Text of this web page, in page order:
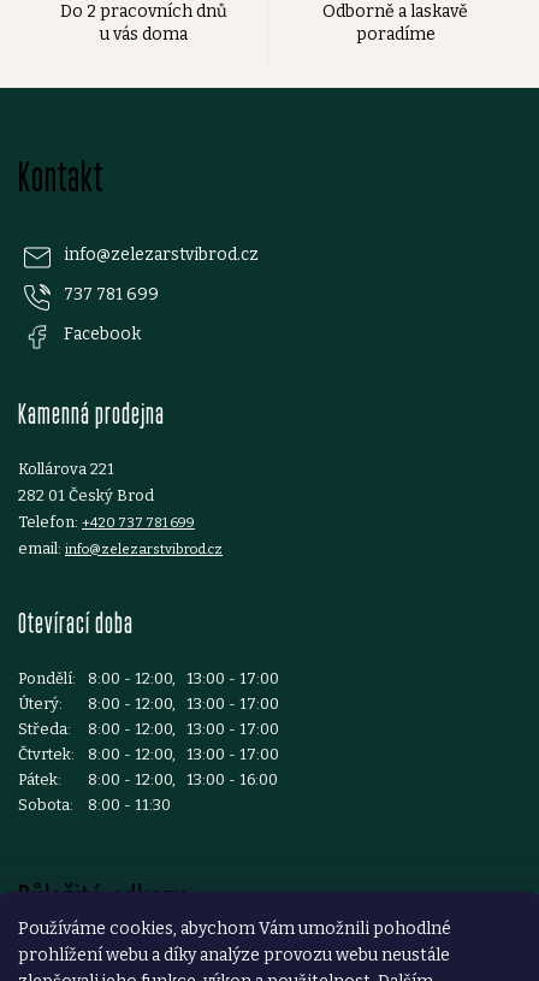
Používáme cookies, abychom Vám umožnili pohodlné
prohlížení webu a díky analýze provozu webu neustále
Do 2 pracovních dnů
u vás doma
Odborně a laskavě
poradíme
Kontakt
info@zelezarstvibrod.cz
737 781 699
Facebook
Kamenná prodejna
Kollárova 221
282 01 Český Brod
Telefon: +420 737 781 699
email: info@zelezarstvibrod.cz
Otevírací doba
Pondělí:
8:00 - 12:00, 13:00 - 17:00
Úterý:
8:00 - 12:00, 13:00 - 17:00
Středa:
8:00 - 12:00, 13:00 - 17:00
Čtvrtek:
8:00 - 12:00, 13:00 - 17:00
Pátek:
8:00 - 12:00, 13:00 - 16:00
Sobota:
8:00 - 11:30
Důležité odkazy
Reklamace a vrácení zboží